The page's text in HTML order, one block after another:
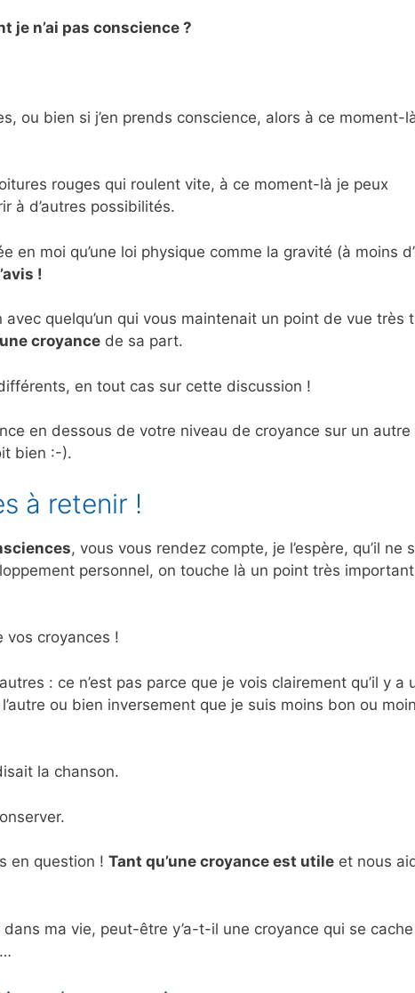
je n’ai pas conscience ?
ou bien si j’en prends conscience, alors à ce moment-
rouges qui roulent vite, à ce moment-là je peux
à d’autres possibilités.
moi qu’une loi physique comme la gravité (à moins
!
quelqu’un qui vous maintenait un point de vue très
croyance de sa part.
en tout cas sur cette discussion !
en dessous de votre niveau de croyance sur un autre
bien :-).
à retenir !
, vous vous rendez compte, je l’espère, qu’il ne
personnel, on touche là un point très
vos croyances !
: ce n’est pas parce que je vois clairement qu’il y a
ou bien inversement que je suis moins bon ou
la chanson.
en question ! Tant qu’une croyance est utile et nous
ma vie, peut-être y’a-t-il une croyance qui se cache